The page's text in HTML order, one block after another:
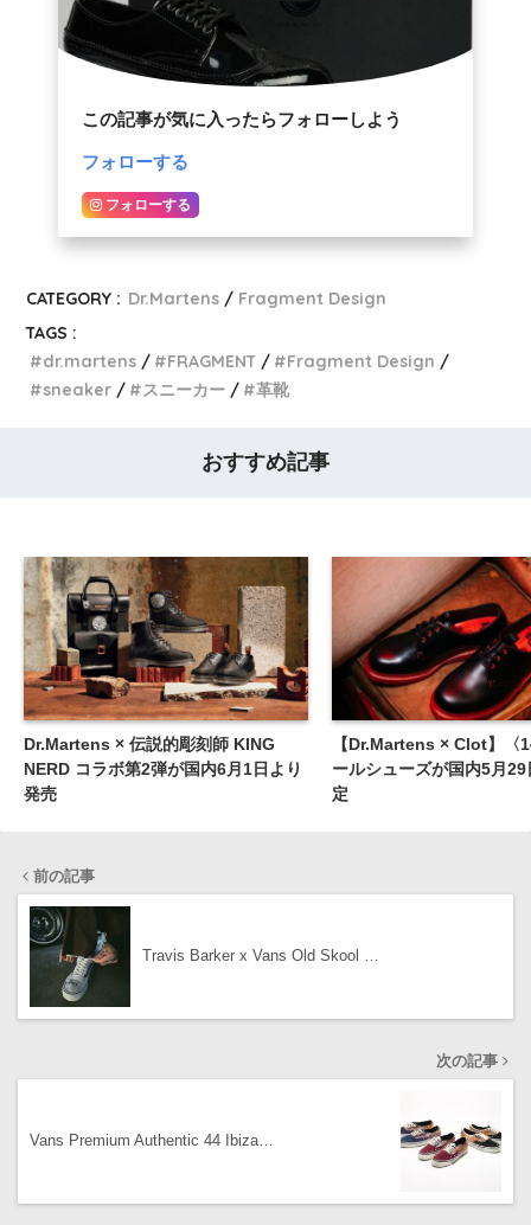
この記事が気に入ったらフォローしよう
フォローする
フォローする
CATEGORY : Dr.Martens
Fragment Design
TAGS :
dr.martens
FRAGMENT
Fragment Design
sneaker
スニーカー 革靴
おすすめ記事
Dr.Martens × 伝説的彫刻師 KING
NERD コラボ第2弾が国内6月1日より
発売
【Dr.Martens × Clot】〈
ールシューズが国内5月
定
前の記事
Travis Barker x Vans Old Skool …
次の記事
Vans Premium Authentic 44 Ibiza…